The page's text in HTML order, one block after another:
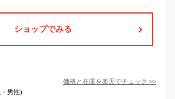
ショップでみる
価格と在庫を楽天でチェック >>
男性)